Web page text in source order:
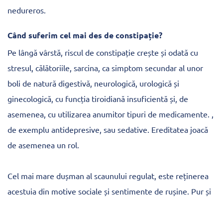
nedureros.
Când suferim cel mai des de constipație?
Pe lângă vârstă, riscul de constipație crește și odată cu
stresul, călătoriile, sarcina, ca simptom secundar al unor
boli de natură digestivă, neurologică, urologică și
ginecologică, cu funcția tiroidiană insuficientă și, de
asemenea, cu utilizarea anumitor tipuri de medicamente. ,
de exemplu antidepresive, sau sedative. Ereditatea joacă
de asemenea un rol.
Cel mai mare dușman al scaunului regulat, este reținerea
acestuia din motive sociale și sentimente de rușine. Pur și